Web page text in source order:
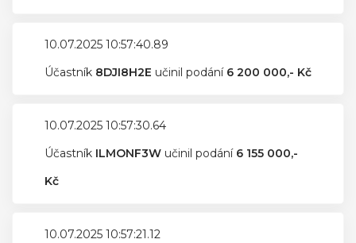
10.07.2025 10:57:40.89
Účastník 8DJI8H2E učinil podání 6 200 000,- Kč
10.07.2025 10:57:30.64
Účastník ILMONF3W učinil podání 6 155 000,-
Kč
10.07.2025 10:57:21.12